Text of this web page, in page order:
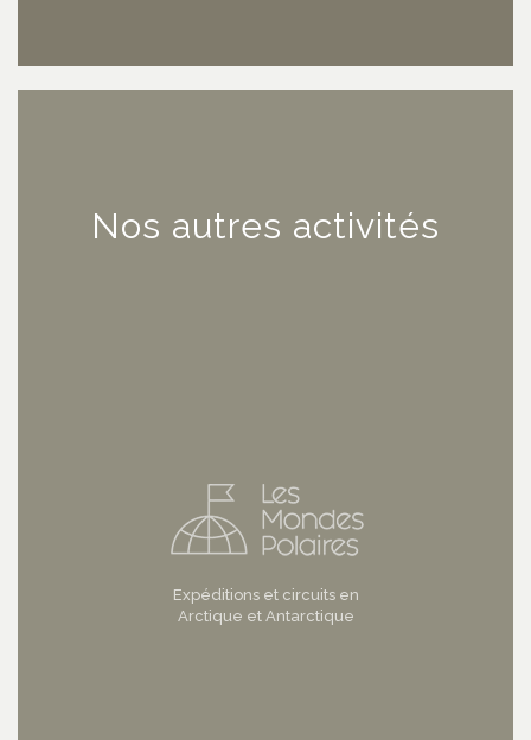
Nos autres activités
Expéditions et circuits en
Arctique et Antarctique